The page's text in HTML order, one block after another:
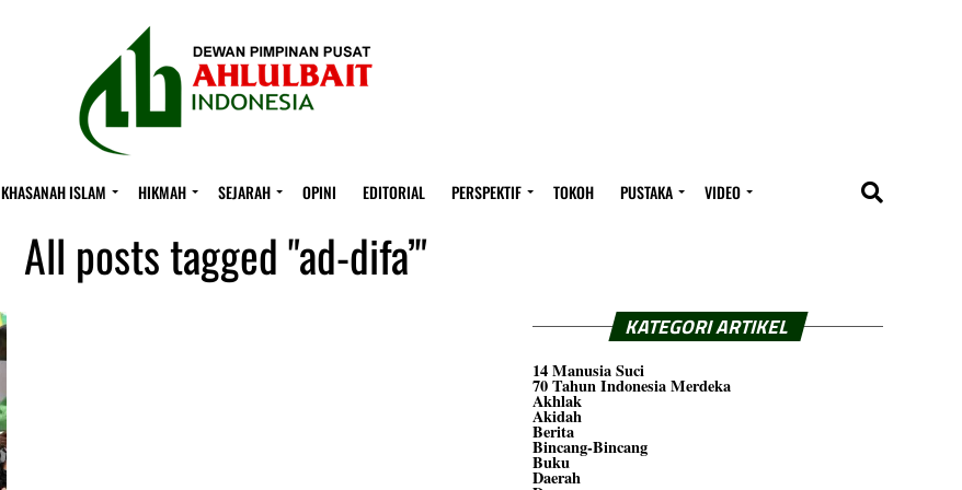
KHASANAH ISLAM HIKMAH SEJARAH OPINI EDITORIAL PERSPEKTIF TOKOH PUSTAKA VIDEO
All posts tagged "ad-difa’"
KATEGORI ARTIKEL
14 Manusia Suci
70 Tahun Indonesia Merdeka
Akhlak
Akidah
Berita
Bincang-Bincang
Buku
Daerah